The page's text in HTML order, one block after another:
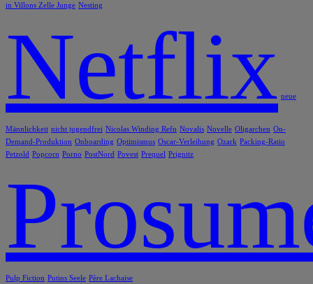
in Villons Zelle Junge Nesting
Netflix neue
Männlichkeit nicht jugendfrei Nicolas Winding Refn Novalis Novelle Oligarchen On-
Demand-Produktion Onboarding Optimismus Oscar-Verleihung Ozark Packing-Ratio
Petzold Popcorn Porno PostNord Povest Prequel Prignitz
Pulp Fiction Putins Seele Père Lachaise